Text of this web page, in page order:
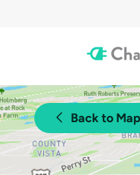
Back to Map